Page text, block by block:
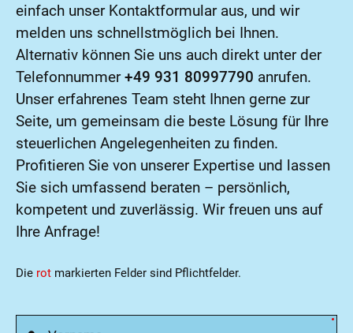
einfach unser Kontaktformular aus, und wir
melden uns schnellstmöglich bei Ihnen.
Alternativ können Sie uns auch direkt unter der
Telefonnummer+49 931 80997790 anrufen.
Unser erfahrenes Team steht Ihnen gerne zur
Seite, um gemeinsam die beste Lösung für Ihre
steuerlichen Angelegenheiten zu finden.
Profitieren Sie von unserer Expertise und lassen
Sie sich umfassend beraten – persönlich,
kompetent und zuverlässig. Wir freuen uns auf
Ihre Anfrage!
Die rot markierten Felder sind Pflichtfelder.